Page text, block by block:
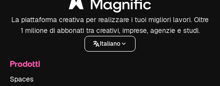
La piattaforma creativa per realizzare i tuoi migliori lavori. Oltre
1 milione di abbonati tra creativi, imprese, agenzie e studi.
Italiano
Prodotti
Spaces